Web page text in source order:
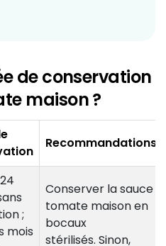
de conservation
maison ?
Recommandations
;
mois
Conserver la sauce
tomate maison en
bocaux
stérilisés. Sinon,